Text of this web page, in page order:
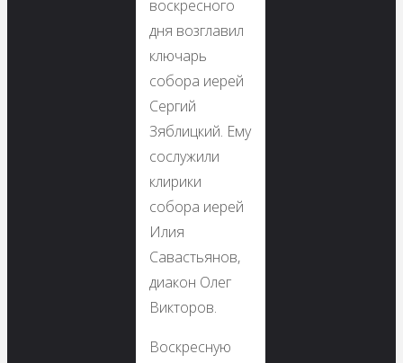
воскресного
дня возглавил
ключарь
собора иерей
Сергий
Зяблицкий. Ему
сослужили
клирики
собора иерей
Илия
Савастьянов,
диакон Олег
Викторов.
Воскресную